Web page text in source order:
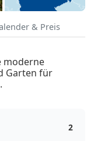
& Preis
moderne
Garten für
2